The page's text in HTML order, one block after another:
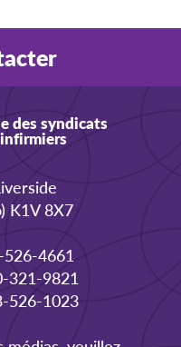
des syndicats
K1V 8X7
4661
321-9821
526-1023